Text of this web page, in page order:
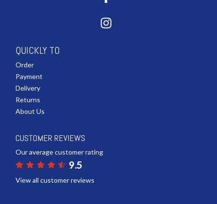
QUICKLY TO
Order
Payment
Delivery
Returns
About Us
CUSTOMER REVIEWS
Our average customer rating
9.5
View all customer reviews